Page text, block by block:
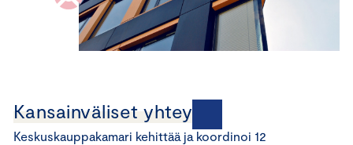
Kansainväliset yhteydet
Keskuskauppakamari kehittää ja koordinoi 12